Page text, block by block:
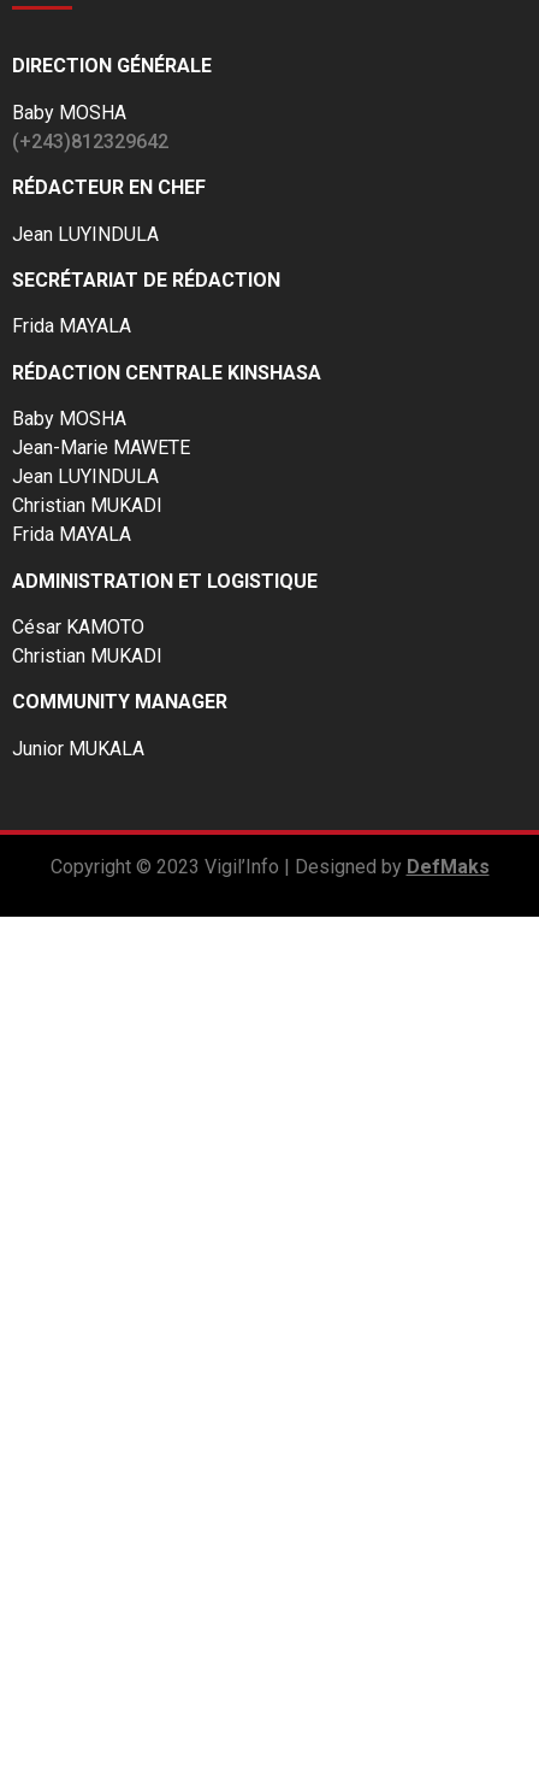
DIRECTION GÉNÉRALE
Baby MOSHA
(+243)812329642
RÉDACTEUR EN CHEF
Jean LUYINDULA
SECRÉTARIAT DE RÉDACTION
Frida MAYALA
RÉDACTION CENTRALE KINSHASA
Baby MOSHA
Jean-Marie MAWETE
Jean LUYINDULA
Christian MUKADI
Frida MAYALA
ADMINISTRATION ET LOGISTIQUE
César KAMOTO
Christian MUKADI
COMMUNITY MANAGER
Junior MUKALA
Copyright © 2023 Vigil’Info | Designed by DefMaks